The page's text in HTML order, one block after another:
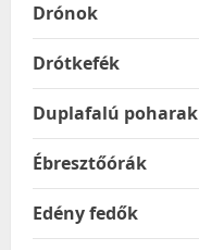
Drónok
Drótkefék
Duplafalú poharak
Ébresztőórák
Edény fedők